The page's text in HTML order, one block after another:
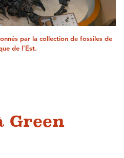
par la collection de fossiles de
de l'Est.
Green